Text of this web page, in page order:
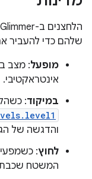
שלהם כדי להעביר
מופעל: מצב
אינטראקטיבי.
במיקוד:
והדגשה של
לחוץ:
המשטח